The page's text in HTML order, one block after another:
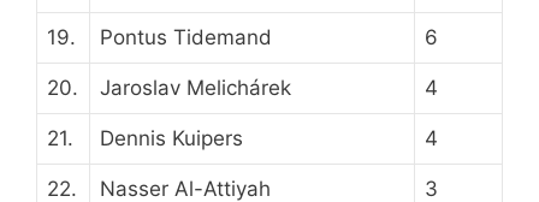
19. Pontus Tidemand 6
20. Jaroslav Melichárek 4
21. Dennis Kuipers 4
22. Nasser Al-Attiyah 3